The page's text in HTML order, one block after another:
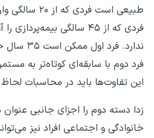
طبیعی است
فردی که از ۴۵ سالگی
ندارد.
فرد دوم با سابقه‌ای کوتاه‌تر به
این تفاوت‌ها باید در محاسبات
زدا دسته دوم را اجزای جانبی
خانوادگی و اجتماعی افراد نیز